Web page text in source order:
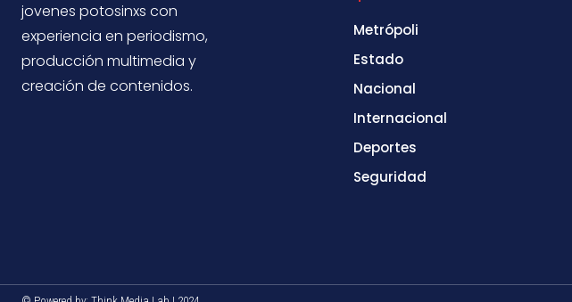
jovenes potosinxs con
experiencia en periodismo,
producción multimedia y
creación de contenidos.
Metrópoli
Estado
Nacional
Internacional
Deportes
Seguridad